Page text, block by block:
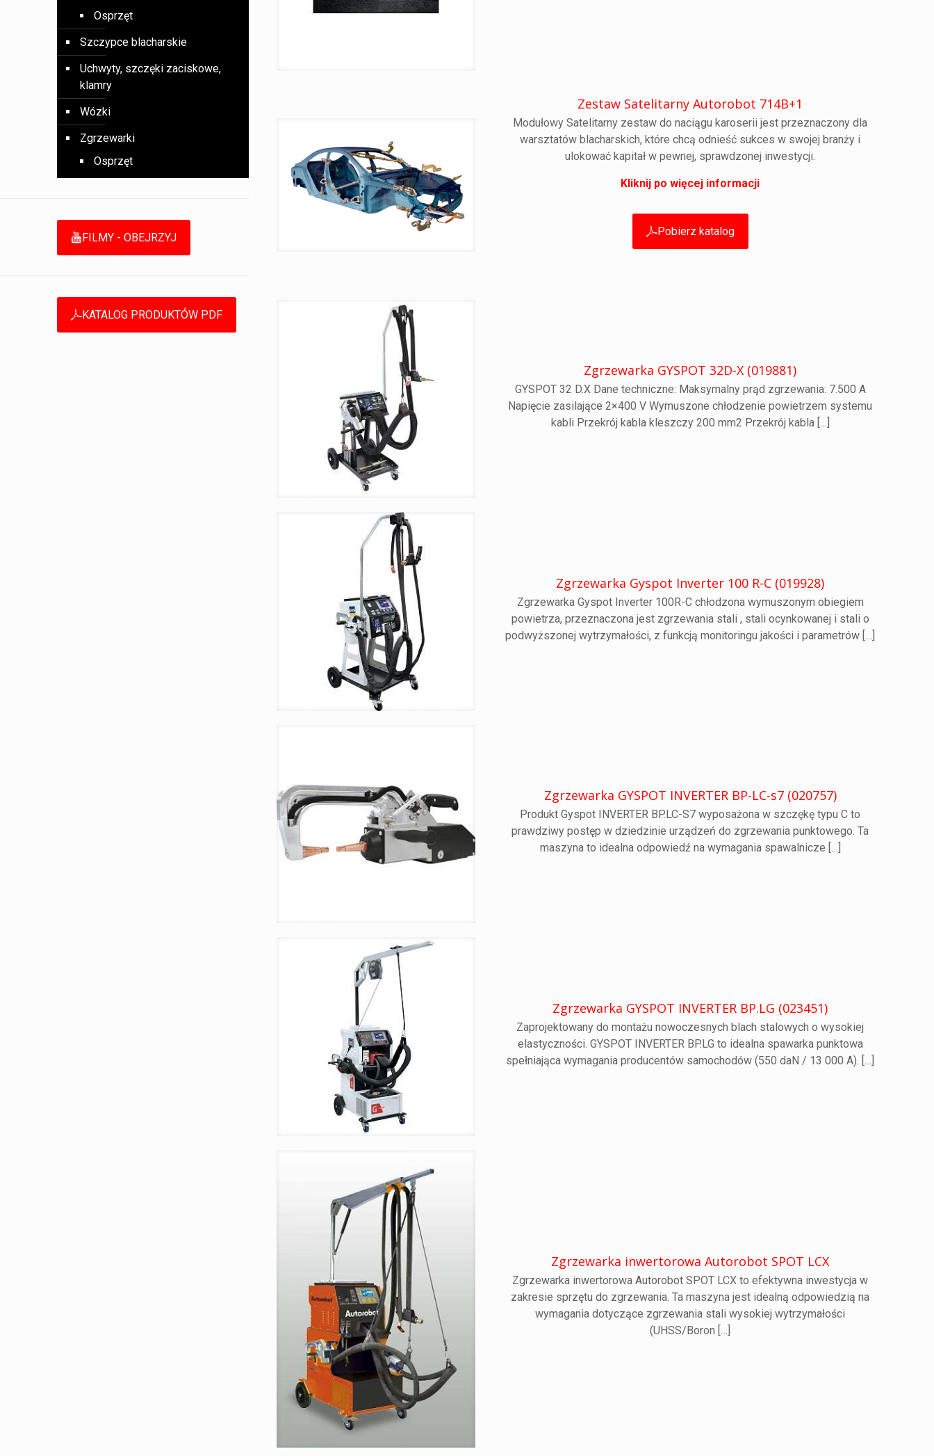
Zestaw Satelitarny Autorobot 714B+1
Modułowy Satelitarny zestaw do naciągu karoserii jest przeznaczony dla
warsztatów blacharskich, które chcą odnieść sukces w swojej branży i
ulokować kapitał w pewnej, sprawdzonej inwestycji.
Kliknij po więcej informacji
Pobierz katalog
Zgrzewarka GYSPOT 32D-X (019881)
GYSPOT 32 D.X Dane techniczne: Maksymalny prąd zgrzewania: 7.500 A
Napięcie zasilające 2×400 V Wymuszone chłodzenie powietrzem systemu
kabli Przekrój kabla kleszczy 200 mm2 Przekrój kabla[…]
Zgrzewarka Gyspot Inverter 100 R-C (019928)
Zgrzewarka Gyspot Inverter 100R-C chłodzona wymuszonym obiegiem
powietrza, przeznaczona jest zgrzewania stali , stali ocynkowanej i stali o
podwyższonej wytrzymałości, z funkcją monitoringu jakości i parametrów […]
Zgrzewarka GYSPOT INVERTER BP-LC-s7 (020757)
Produkt Gyspot INVERTER BP.LC-S7 wyposażona w szczękę typu C to
prawdziwy postęp w dziedzinie urządzeń do zgrzewania punktowego. Ta
maszyna to idealna odpowiedź na wymagania spawalnicze […]
Zgrzewarka GYSPOT INVERTER BP.LG (023451)
Zaprojektowany do montażu nowoczesnych blach stalowych o wysokiej
elastyczności. GYSPOT INVERTER BP.LG to idealna spawarka punktowa
spełniająca wymagania producentów samochodów (550 daN / 13 000 A). […]
Zgrzewarka inwertorowa Autorobot SPOT LCX
Zgrzewarka inwertorowa Autorobot SPOT LCX to efektywna inwestycja w
zakresie sprzętu do zgrzewania. Ta maszyna jest idealną odpowiedzią na
wymagania dotyczące zgrzewania stali wysokiej wytrzymałości
(UHSS/Boron […]
Osprzęt
Szczypce blacharskie
Uchwyty, szczęki zaciskowe,
klamry
Wózki
Zgrzewarki
Osprzęt
FILMY - OBEJRZYJ
KATALOG PRODUKTÓW PDF